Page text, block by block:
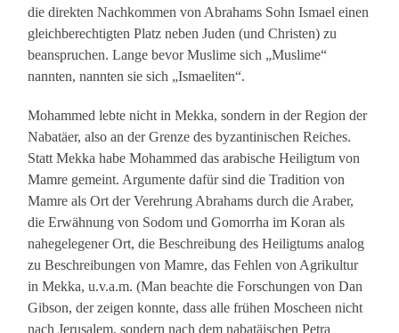
die direkten Nachkommen von Abrahams Sohn Ismael einen
gleichberechtigten Platz neben Juden (und Christen) zu
beanspruchen. Lange bevor Muslime sich „Muslime“
nannten, nannten sie sich „Ismaeliten“.
Mohammed lebte nicht in Mekka, sondern in der Region der
Nabatäer, also an der Grenze des byzantinischen Reiches.
Statt Mekka habe Mohammed das arabische Heiligtum von
Mamre gemeint. Argumente dafür sind die Tradition von
Mamre als Ort der Verehrung Abrahams durch die Araber,
die Erwähnung von Sodom und Gomorrha im Koran als
nahegelegener Ort, die Beschreibung des Heiligtums analog
zu Beschreibungen von Mamre, das Fehlen von Agrikultur
in Mekka, u.v.a.m. (Man beachte die Forschungen von Dan
Gibson, der zeigen konnte, dass alle frühen Moscheen nicht
nach Jerusalem, sondern nach dem nabatäischen Petra